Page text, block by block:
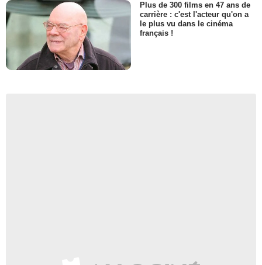
Plus de 300 films en 47 ans de
carrière : c'est l'acteur qu'on a
le plus vu dans le cinéma
français !